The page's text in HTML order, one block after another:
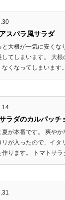
スパラ風サラダ
と大根が一気に安くな
してしまいます。 大
なくなってしまいます
ラダのカルパッチ
夏が本番です。 爽や
リが入ったので、イ
作ります。 トマトサ